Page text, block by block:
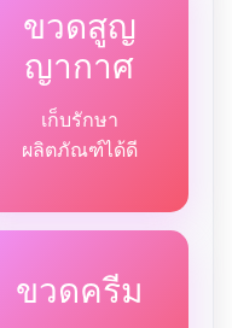
ขวดสูญ
ญากาศ
เก็บรักษา
ผลิตภัณฑ์ได้ดี
ขวดครีม